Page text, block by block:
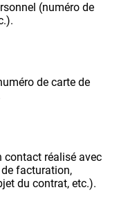
(numéro de
de carte de
contact réalisé avec
facturation,
du contrat, etc.).